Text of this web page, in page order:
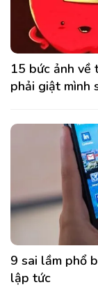
15 bức ảnh về
phải giật mình
9 sai lầm phổ
lập tức